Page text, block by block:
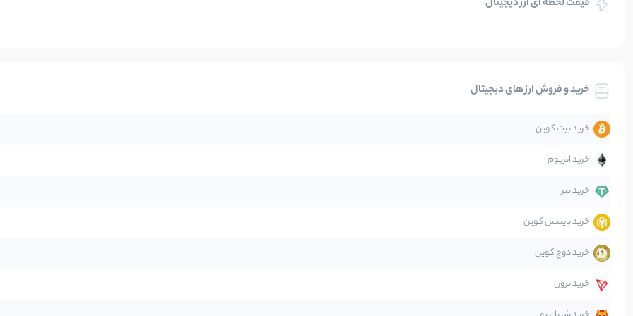
بلاکچین
تحلیل
جهان
دیفای
صرافی‌ها
قانون‌گذاری
متاورس
قیمت لحظه ای ارز دیجیتال
خرید و فروش ارز های دیجیتال
خرید بیت کوین
خرید اتریوم
خرید تتر
خرید بایننس کوین
خرید دوج کوین
خرید ترون